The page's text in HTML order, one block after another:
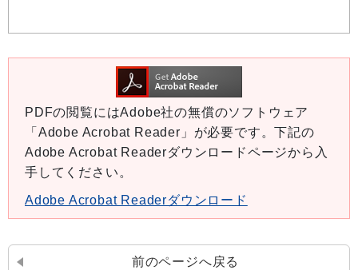
PDFの閲覧にはAdobe社の無償のソフトウェア
「Adobe Acrobat Reader」が必要です。下記の
Adobe Acrobat Readerダウンロードページから入
手してください。
Adobe Acrobat Readerダウンロード
前のページへ戻る